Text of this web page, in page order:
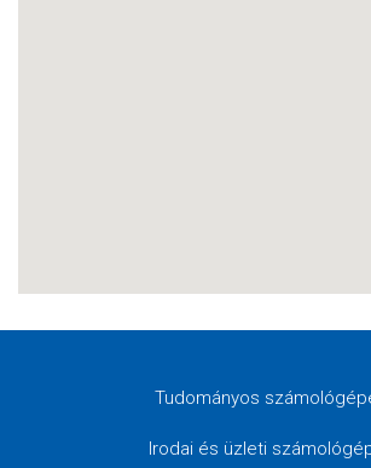
Tudományos
Irodai és üzleti